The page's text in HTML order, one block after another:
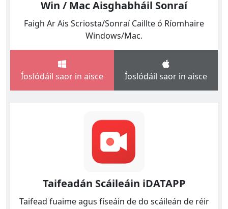
Win / Mac Aisghabháil Sonraí
Faigh Ar Ais Scriosta/Sonraí Caillte ó Ríomhaire
Windows/Mac.
Íoslódáil saor in aisce Íoslódáil saor in aisce
Taifeadán Scáileáin iDATAPP
Taifead fuaime agus físeáin de do scáileán de réir